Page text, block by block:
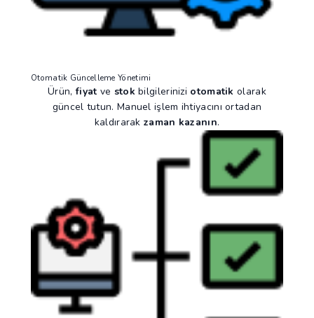
Otomatik Güncelleme Yönetimi
Ürün,fiyat ve stok bilgilerinizi otomatik olarak
güncel tutun. Manuel işlem ihtiyacını ortadan
kaldırarakzaman kazanın.